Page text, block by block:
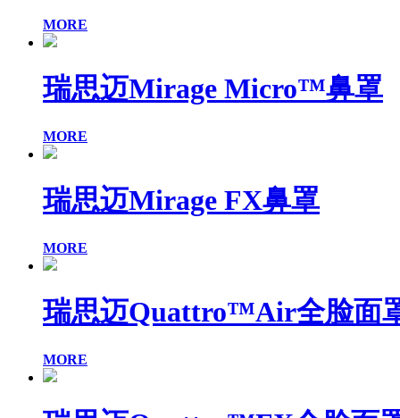
MORE
瑞思迈Mirage Micro™鼻罩
MORE
瑞思迈Mirage FX鼻罩
MORE
瑞思迈Quattro™Air全脸面
MORE